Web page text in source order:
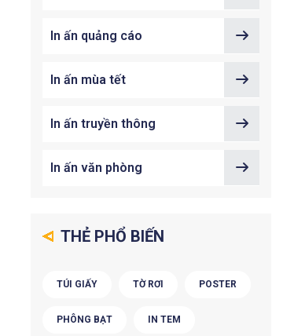
In ấn quảng cáo
In ấn mùa tết
In ấn truyền thông
In ấn văn phòng
THẺ PHỔ BIẾN
TÚI GIẤY TỜ RƠI POSTER
PHÔNG BẠT IN TEM